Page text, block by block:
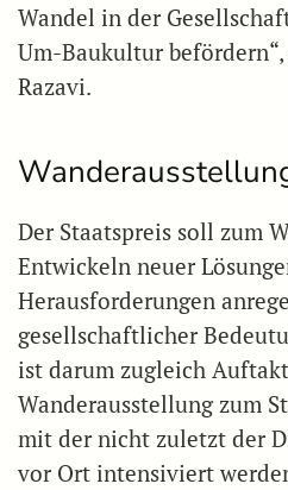
Wandel in der
Um-Baukultur
Razavi.
Der Staatspreis soll zum
Entwickeln neuer
Herausforderungen
gesellschaftlicher
ist darum zugleich
Wanderausstellung zum
mit der nicht zuletzt der
vor Ort intensiviert